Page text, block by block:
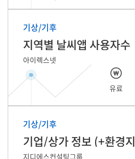
기상/기후
지역별 날씨앱 사용자수
아이렉스넷
유료
기상/기후
지디에스컨설팅그룹